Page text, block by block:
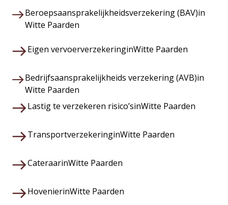
Beroepsaansprakelijkheidsverzekering (BAV)in
Witte Paarden
Eigen vervoerverzekeringinWitte Paarden
Bedrijfsaansprakelijkheids verzekering (AVB)in
Witte Paarden
Lastig te verzekeren risico’sinWitte Paarden
TransportverzekeringinWitte Paarden
CateraarinWitte Paarden
HovenierinWitte Paarden